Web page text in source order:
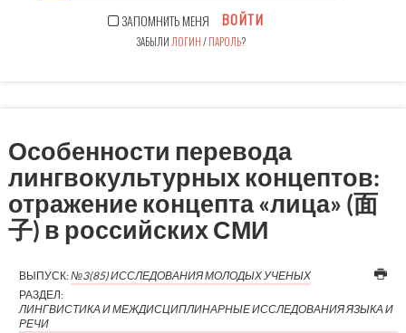
ЗАПОМНИТЬ МЕНЯ ВОЙТИ
ЗАБЫЛИ ЛОГИН/ПАРОЛЬ?
Особенности перевода
лингвокультурных концептов:
отражение концепта «лица» (面
子) в российских СМИ
ВЫПУСК:№3(85) ИССЛЕДОВАНИЯ МОЛОДЫХ УЧЕНЫХ
РАЗДЕЛ:
ЛИНГВИСТИКА И МЕЖДИСЦИПЛИНАРНЫЕ ИССЛЕДОВАНИЯ ЯЗЫКА И
РЕЧИ